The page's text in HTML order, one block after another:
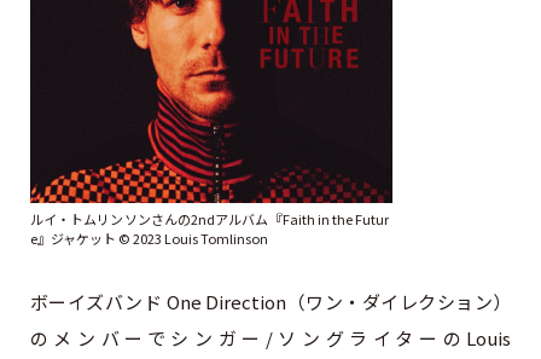
ルイ・トムリンソンさんの2ndアルバム『Faith in the Futur
e』ジャケット © 2023 Louis Tomlinson
ボーイズバンド One Direction（ワン・ダイレクション）
のメンバーでシンガー/ソングライターのLouis